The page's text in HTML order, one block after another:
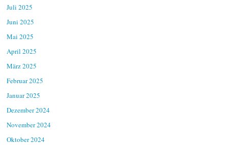
Juli 2025
Juni 2025
Mai 2025
April 2025
März 2025
Februar 2025
Januar 2025
Dezember 2024
November 2024
Oktober 2024